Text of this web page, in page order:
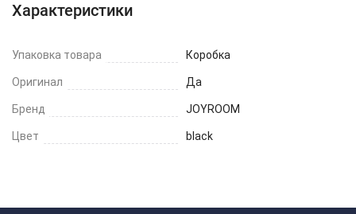
Характеристики
Упаковка товара Коробка
Оригинал Да
Бренд JOYROOM
Цвет black